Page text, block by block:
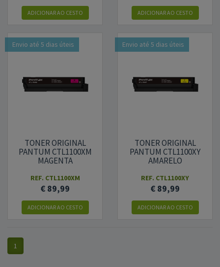
ADICIONARAO CESTO ADICIONARAO CESTO
Envio até 5 dias úteis
TONER ORIGINAL
PANTUM CTL1100XM
MAGENTA
REF. CTL1100XM
€ 89,99
ADICIONARAO CESTO
Envio até 5 dias úteis
TONER ORIGINAL
PANTUM CTL1100XY
AMARELO
REF. CTL1100XY
€ 89,99
ADICIONARAO CESTO
1